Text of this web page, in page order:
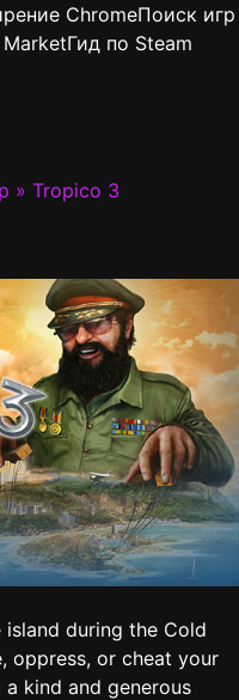
ChromeПоиск игр
Гид по Steam
» Tropico 3
during the Cold
oppress, or cheat your
kind and generous